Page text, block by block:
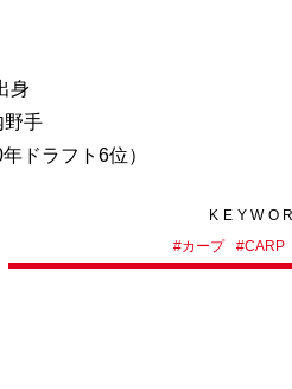
身
野手
ドラフト6位）
#カープ #CARP